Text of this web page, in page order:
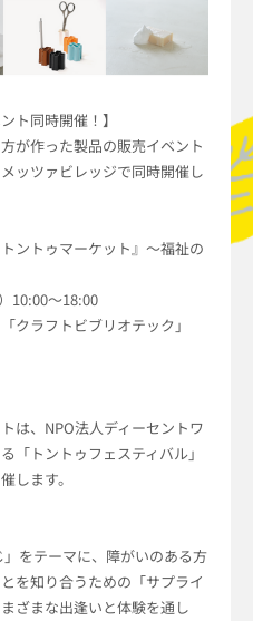
ト同時開催！】
が作った製品の販売イベント
ッツァビレッジで同時開催し
ントゥマーケット』～福祉の
10:00～18:00
クラフトビブリオテック」
は、NPO法人ディーセントワ
「トントゥフェスティバル」
します。
」をテーマに、障がいのある方
を知り合うための「サプライ
ざまな出逢いと体験を通し